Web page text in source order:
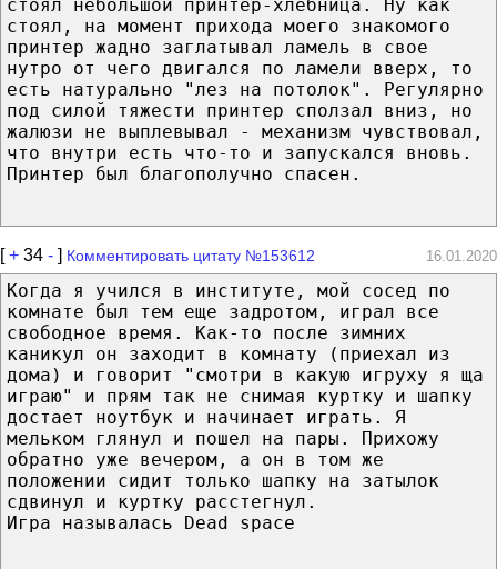
стоял небольшой принтер-хлебница. Ну как
стоял, на момент прихода моего знакомого
принтер жадно заглатывал ламель в свое
нутро от чего двигался по ламели вверх, то
есть натурально "лез на потолок". Регулярно
под силой тяжести принтер сползал вниз, но
жалюзи не выплевывал - механизм чувствовал,
что внутри есть что-то и запускался вновь.
Принтер был благополучно спасен.
[+ 34 - ] Комментировать цитату №153612 16.01.2020
Когда я учился в институте, мой сосед по
комнате был тем еще задротом, играл все
свободное время. Как-то после зимних
каникул он заходит в комнату (приехал из
дома) и говорит "смотри в какую игруху я ща
играю" и прям так не снимая куртку и шапку
достает ноутбук и начинает играть. Я
мельком глянул и пошел на пары. Прихожу
обратно уже вечером, а он в том же
положении сидит только шапку на затылок
сдвинул и куртку расстегнул.
Игра называлась Dead space